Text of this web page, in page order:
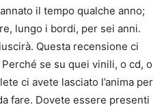
il tempo qualche anno;
lungo i bordi, per sei anni.
Questa recensione ci
se su quei vinili, o cd, o
ci avete lasciato l’anima per
fare. Dovete essere presenti